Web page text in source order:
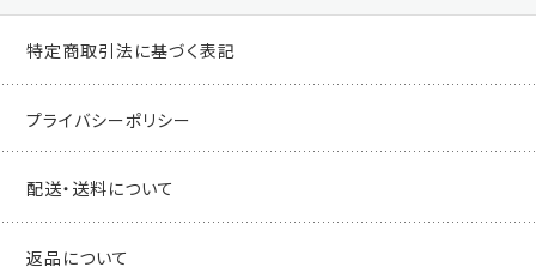
特定商取引法に基づく表記
プライバシーポリシー
配送・送料について
返品について